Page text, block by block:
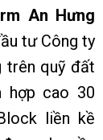
An Hưng
tư Công ty
trên quỹ đất
hợp cao 30
liền kề